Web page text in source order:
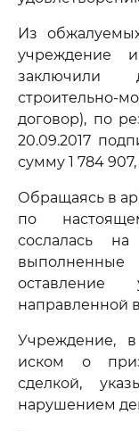
Из
учреждение и
заключили
договор), по
20.09.2017
сумму 1 784
Обращаясь в
по
сослалась
оставление
направленной
Учреждение,
иском о
сделкой,
нарушением